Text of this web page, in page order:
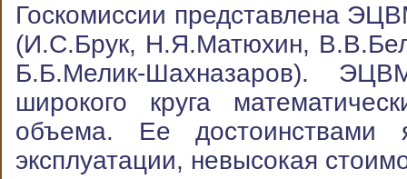
Госкомиссии представлена
(И.С.Брук, Н.Я.Матюхин,
Б.Б.Мелик-Шахназаров).
широкого круга
объема. Ее достоинствами
эксплуатации, невысокая